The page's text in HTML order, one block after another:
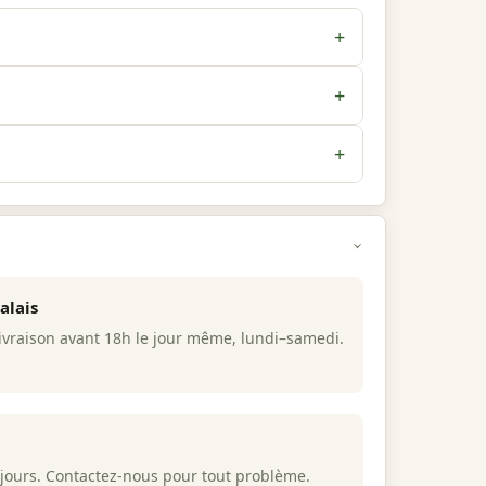
+
à l'arrêté du 30 décembre 2021. Un
+
de son propre certificat d'analyse.
+
avant 18h le jour même, lundi–samedi.
Contactez-nous pour tout problème.